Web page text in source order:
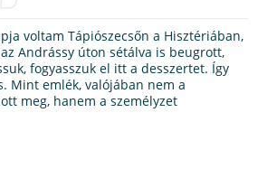
voltam Tápiószecsőn a Hisztériában,
Andrássy úton sétálva is beugrott,
fogyasszuk el itt a desszertet. Így
Mint emlék, valójában nem a
meg, hanem a személyzet